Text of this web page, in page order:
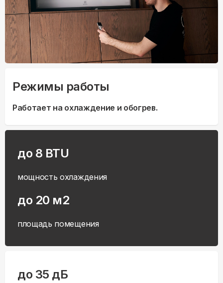
Режимы работы
Работает на охлаждение и обогрев.
до 8 BTU
мощность охлаждения
до 20 м2
площадь помещения
до 35 дБ